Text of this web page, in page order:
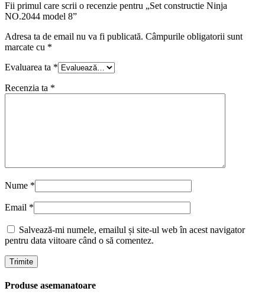
Fii primul care scrii o recenzie pentru „Set constructie Ninja
NO.2044 model 8”
Adresa ta de email nu va fi publicată. Câmpurile obligatorii sunt
marcate cu *
Evaluarea ta *
Recenzia ta *
Nume *
Email *
Salvează-mi numele, emailul și site-ul web în acest navigator
pentru data viitoare când o să comentez.
Produse asemanatoare